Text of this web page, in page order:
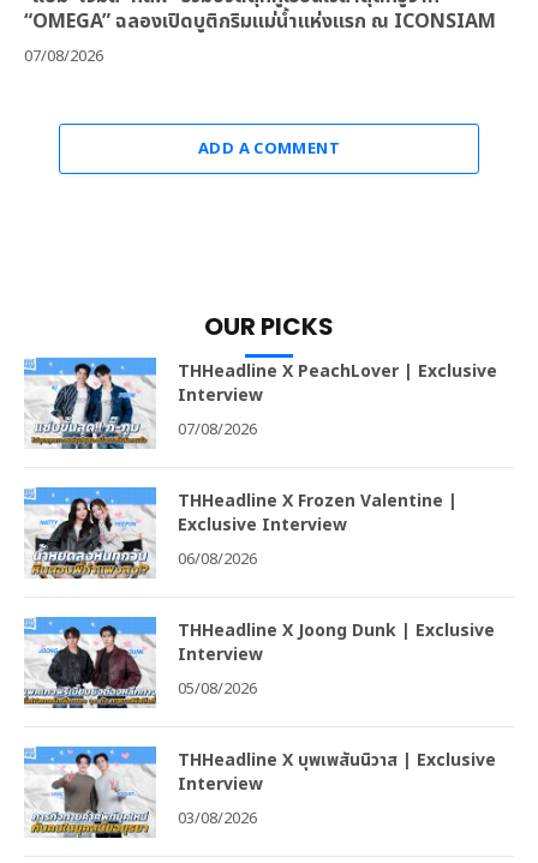
“OMEGA” ฉลองเปิดบูติกริมแม่น้ำแห่งแรก ณ ICONSIAM
07/08/2026
ADD A COMMENT
OUR PICKS
THHeadline X PeachLover | Exclusive
Interview
07/08/2026
THHeadline X Frozen Valentine |
Exclusive Interview
06/08/2026
THHeadline X Joong Dunk | Exclusive
Interview
05/08/2026
THHeadline X บุพเพสันนิวาส | Exclusive
Interview
03/08/2026